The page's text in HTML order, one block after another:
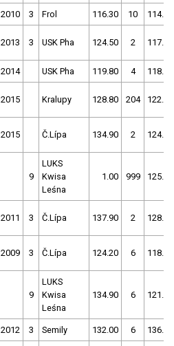
2010 3 Frol 116.30 10 114.10
2013 3 USK Pha 124.50 2 117.00
2014 USK Pha 119.80 4 118.80
2015 Kralupy 128.80 204 122.00
2015 Č.Lípa 134.90 2 124.90
9
LUKS
Kwisa
Leśna
1.00 999 125.80
2011 3 Č.Lípa 137.90 2 128.00
2009 3 Č.Lípa 124.20 6 118.00
9
LUKS
Kwisa
Leśna
134.90 6 121.60
2012 3 Semily 132.00 6 136.40